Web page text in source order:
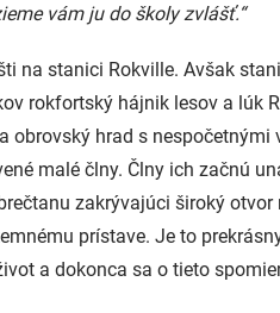
vám ju do školy zvlášť.“
na stanici Rokville. Avšak
rokfortský hájnik lesov a lúk
hrad s
malé člny. Člny ich začnú
zakrývajúci široký
prístave. Je to
a dokonca sa o tieto